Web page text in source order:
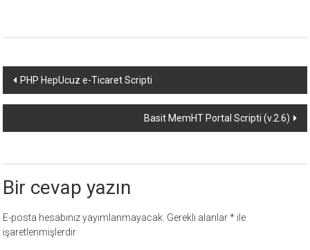
Yazı
dolaşımı
PHP HepUcuz e-Ticaret Scripti
Basit MemHT Portal Scripti (v.2.6)
Bir cevap yazın
E-posta hesabınız yayımlanmayacak. Gerekli alanlar* ile
işaretlenmişlerdir